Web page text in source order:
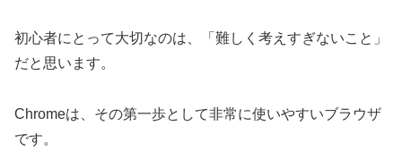
初心者にとって大切なのは、「難しく考えすぎないこと」
だと思います。
Chromeは、その第一歩として非常に使いやすいブラウザ
です。